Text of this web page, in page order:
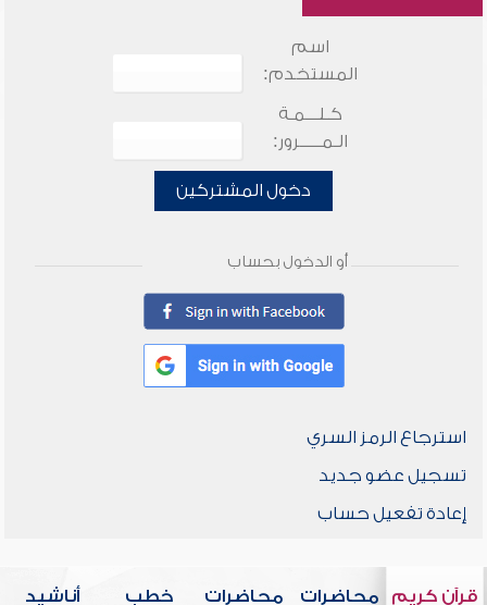
اسم
المستخدم:
كـلـــمـة
الـمـــــرور:
دخول المشتركين
أو الدخول بحساب
استرجاع الرمز السري
تسجيل عضو جديد
إعادة تفعيل حساب
قرآن كريم
محاضرات
محاضرات
خطب
أناشيد